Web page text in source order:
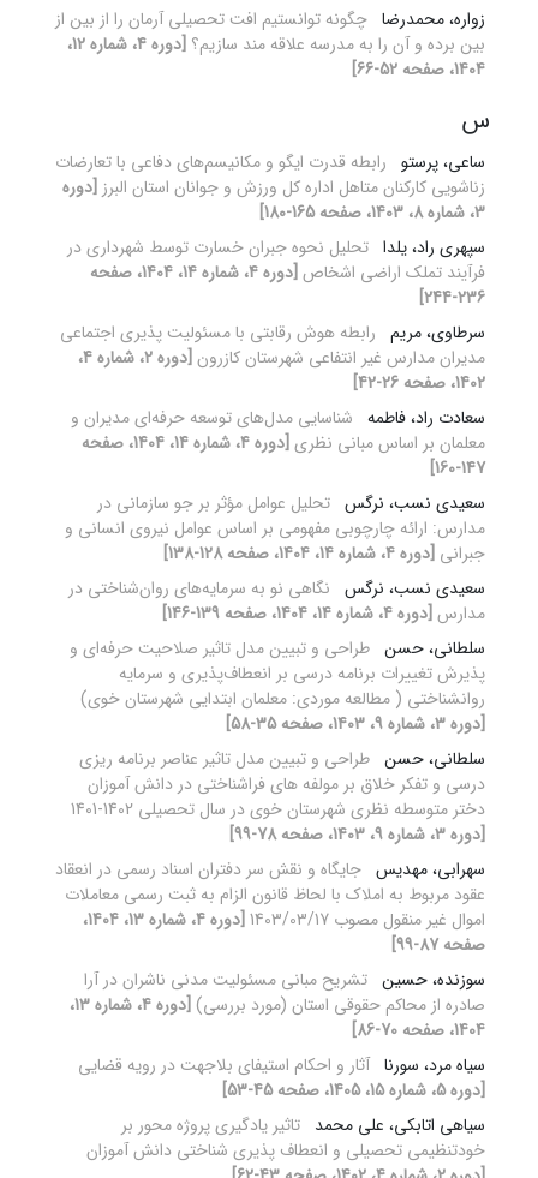
زواره، محمدرضا چگونه توانستیم افت تحصیلی آرمان را از بین از
بین برده و آن را به مدرسه علاقه مند سازیم؟
[دوره 4، شماره 12،
1404، صفحه 52-66]
س
ساعی، پرستو رابطه قدرت ایگو و مکانیسم‌های دفاعی با تعارضات
زناشویی کارکنان متاهل اداره کل ورزش و جوانان استان البرز [دوره
3، شماره 8، 1403، صفحه 165-180]
سپهری راد، یلدا تحلیل نحوه جبران خسارت توسط شهرداری در
فرآیند تملک اراضی اشخاص
[دوره 4، شماره 14، 1404، صفحه
236-244]
سرطاوی، مریم رابطه هوش رقابتی با مسئولیت پذیری اجتماعی
مدیران مدارس غیر انتفاعی شهرستان کازرون
[دوره 2، شماره 4،
1402، صفحه 26-42]
سعادت راد، فاطمه شناسایی مدل‌های توسعه حرفه‌ای مدیران و
معلمان بر اساس مبانی نظری
[دوره 4، شماره 14، 1404، صفحه
147-160]
سعیدی نسب، نرگس تحلیل عوامل مؤثر بر جو سازمانی در
مدارس: ارائه چارچوبی مفهومی بر اساس عوامل نیروی انسانی و
جبرانی [دوره 4، شماره 14، 1404، صفحه 128-138]
سعیدی نسب، نرگس نگاهی نو به سرمایه‌های روان‌شناختی در
مدارس [دوره 4، شماره 14، 1404، صفحه 139-146]
سلطانی، حسن طراحی و تبیین مدل تاثیر صلاحیت حرفه‌ای و
پذیرش تغییرات برنامه درسی بر انعطاف‌پذیری و سرمایه
روانشناختی ( مطالعه موردی: معلمان ابتدایی شهرستان خوی)
[دوره 3، شماره 9، 1403، صفحه 35-58]
سلطانی، حسن طراحی و تبیین مدل تاثیر عناصر برنامه ریزی
درسی و تفکر خلاق بر مولفه های فراشناختی در دانش آموزان
دختر متوسطه نظری شهرستان خوی در سال تحصیلی 1402-1401
[دوره 3، شماره 9، 1403، صفحه 78-99]
سهرابی، مهدیس جایگاه و نقش سر دفتران اسناد رسمی در انعقاد
عقود مربوط به املاک با لحاظ قانون الزام به ثبت رسمی معاملات
اموال غیر منقول مصوب 1403/03/17
[دوره 4، شماره 13، 1404،
صفحه 87-99]
سوزنده، حسین تشریح مبانی مسئولیت مدنی ناشران در آرا
صادره از محاکم حقوقی استان (مورد بررسی)
[دوره 4، شماره 13،
1404، صفحه 70-86]
سیاه مرد، سورنا آثار و احکام استیفای بلاجهت در رویه قضایی
[دوره 5، شماره 15، 1405، صفحه 45-53]
سیاهی اتابکی، علی محمد تاثیر یادگیری پروژه محور بر
خودتنظیمی تحصیلی و انعطاف پذیری شناختی دانش آموزان